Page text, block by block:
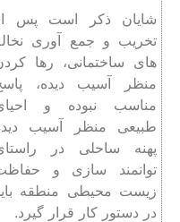
شایان ذکر است پس
تخریب و جمع آوری
های ساختمانی، رها
منظر آسیب دیده،
مناسب نبوده و
طبیعی منظر آسیب
پهنه ساحلی در
توانمند سازی و
زیست محیطی منطقه
در دستور کار قرار گیرد.